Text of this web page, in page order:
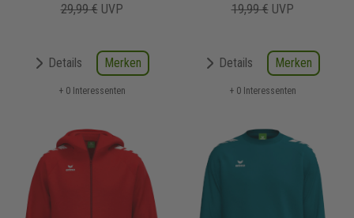
29,99 € UVP
Details Merken
+ 0 Interessenten
19,99 € UVP
Details Merken
+ 0 Interessenten